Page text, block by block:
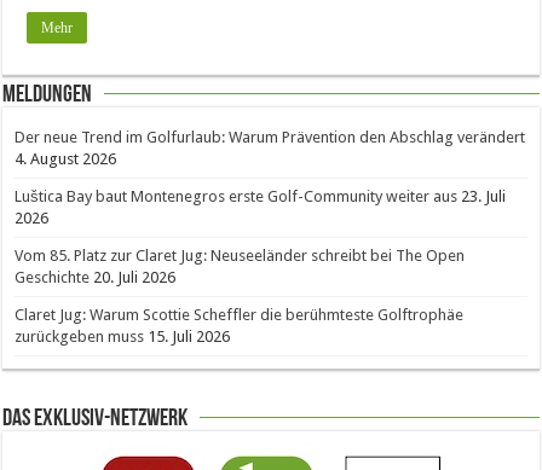
Mehr
Meldungen
Der neue Trend im Golfurlaub: Warum Prävention den Abschlag verändert
4. August 2026
Luštica Bay baut Montenegros erste Golf-Community weiter aus 23. Juli
2026
Vom 85. Platz zur Claret Jug: Neuseeländer schreibt bei The Open
Geschichte 20. Juli 2026
Claret Jug: Warum Scottie Scheffler die berühmteste Golftrophäe
zurückgeben muss 15. Juli 2026
Das Exklusiv-Netzwerk